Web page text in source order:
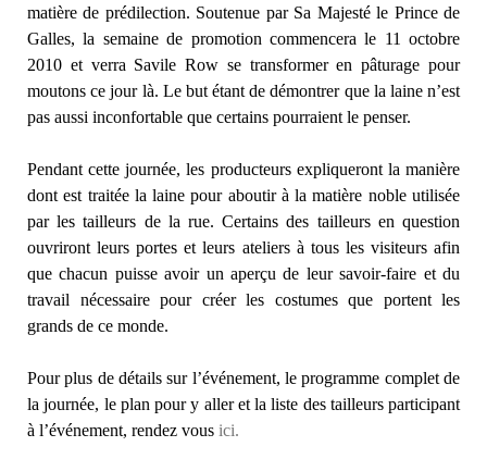
matière de prédilection. Soutenue par Sa Majesté le Prince de
Galles, la semaine de promotion commencera le 11 octobre
2010 et verra Savile Row se transformer en pâturage pour
moutons ce jour là. Le but étant de démontrer que la laine n’est
pas aussi inconfortable que certains pourraient le penser.
Pendant cette journée, les producteurs expliqueront la manière
dont est traitée la laine pour aboutir à la matière noble utilisée
par les tailleurs de la rue. Certains des tailleurs en question
ouvriront leurs portes et leurs ateliers à tous les visiteurs afin
que chacun puisse avoir un aperçu de leur savoir-faire et du
travail nécessaire pour créer les costumes que portent les
grands de ce monde.
Pour plus de détails sur l’événement, le programme complet de
la journée, le plan pour y aller et la liste des tailleurs participant
à l’événement, rendez vous ici.